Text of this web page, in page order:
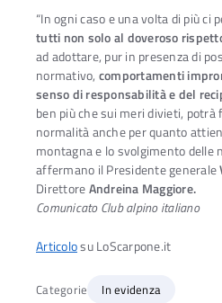
“In ogni caso e una volta di più ci
tutti non solo al doveroso
ad adottare, pur in presenza di
normativo, comportamenti
senso di responsabilità e del
ben più che sui meri divieti,
normalità anche per quanto
montagna e lo svolgimento delle
affermano il Presidente generale
DirettoreAndreina Maggiore.
Comunicato Club alpino italiano
Articolosu LoScarpone.it
Categorie In evidenza